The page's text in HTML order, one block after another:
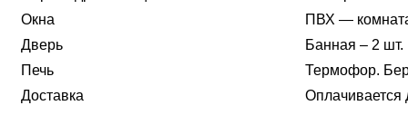
Окна
ПВХ —
Дверь
Банная – 2 шт.
Печь
Термофор.
Доставка
Оплачивается